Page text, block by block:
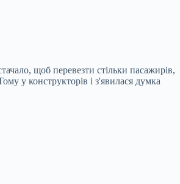
щоб перевезти стільки пасажирів,
у конструкторів і з'явилася думка